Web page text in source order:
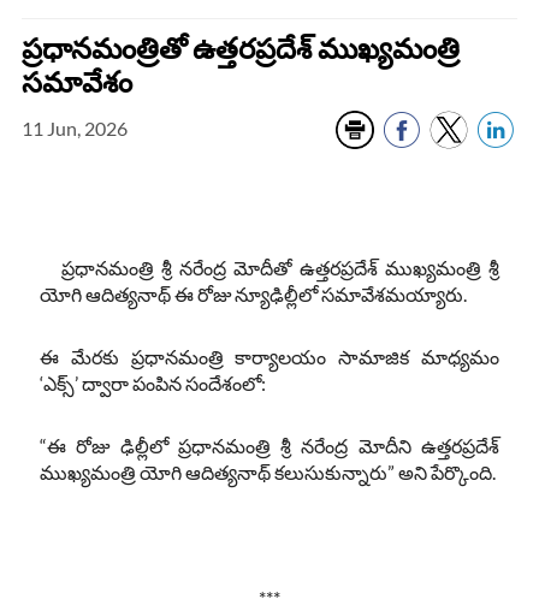
ప్రధానమంత్రితో ఉత్తరప్రదేశ్ ముఖ్యమంత్రి
సమావేశం
11 Jun, 2026
ప్రధానమంత్రి శ్రీ నరేంద్ర మోదీతో ఉత్తరప్రదేశ్ ముఖ్యమంత్రి శ్రీ
యోగి ఆదిత్యనాథ్ ఈ రోజు న్యూఢిల్లీలో సమావేశమయ్యారు.
ఈ మేరకు ప్రధానమంత్రి కార్యాలయం సామాజిక మాధ్యమం
‘ఎక్స్‌’ ద్వారా పంపిన సందేశంలో:
“ఈ రోజు ఢిల్లీలో ప్రధానమంత్రి శ్రీ నరేంద్ర మోదీని ఉత్తరప్రదేశ్‌
ముఖ్యమంత్రి యోగి ఆదిత్యనాథ్ కలుసుకున్నారు” అని పేర్కొంది.
***